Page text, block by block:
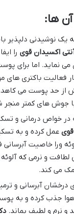
ها:
نوشیدنی دلپذیر
اکسیدان قوی را
می نماید. اما برای
از حد پوست می کاهد.
با جوش های کمتر منجر
در خواص درمانی و
عمل کرده و به
ورا خاصیت آبرسانی
و نرمی که
می کند.
درخشان آبرسانی و
جذب کرده و به
نرم و لطیف بماند.